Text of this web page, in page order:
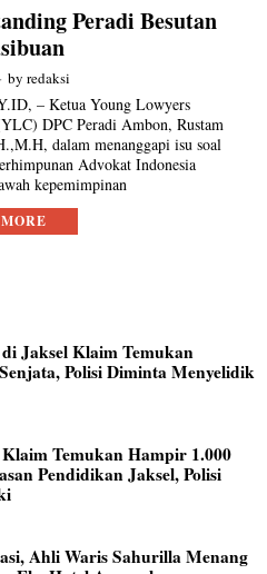
Peradi Besutan
byredaksi
– Ketua Young Lowyers
DPC Peradi Ambon, Rustam
dalam menanggapi isu soal
Advokat Indonesia
kepemimpinan
Jaksel Klaim Temukan
Polisi Diminta Menyelidik
Temukan Hampir 1.000
Pendidikan Jaksel, Polisi
Ahli Waris Sahurilla Menang